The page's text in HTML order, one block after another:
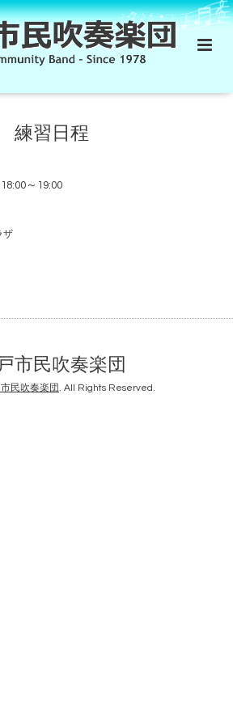
練習日程
～19:00
ザ
市民吹奏楽団
民吹奏楽団 . All Rights Reserved.